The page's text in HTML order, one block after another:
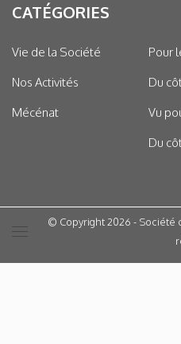
CATÉGORIES
Vie de la Société
Nos Activités
Mécénat
Pour
Du
Vu
Du
© Copyright 2026 - Société